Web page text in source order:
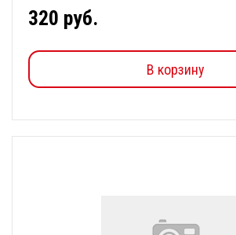
320 руб.
В корзину